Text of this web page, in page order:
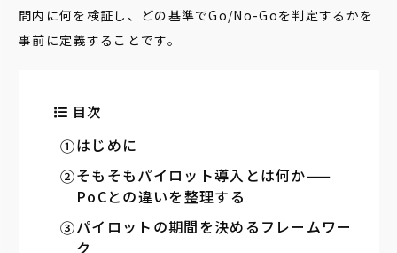
間内に何を検証し、どの基準でGo/No-Goを判定するかを
事前に定義することです。
目次
はじめに
そもそもパイロット導入とは何か——
PoCとの違いを整理する
パイロットの期間を決めるフレームワー
ク